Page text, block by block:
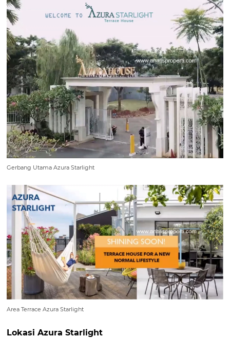
Gerbang Utama Azura Starlight
Area Terrace Azura Starlight
Lokasi Azura Starlight